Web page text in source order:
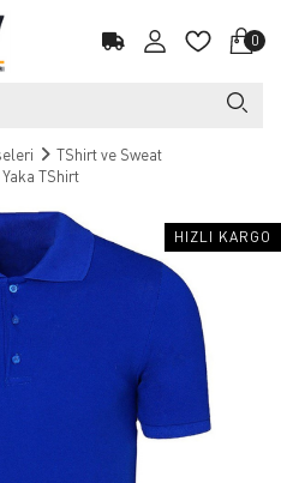
0
TShirt ve Sweat
TShirt
HIZLI KARGO